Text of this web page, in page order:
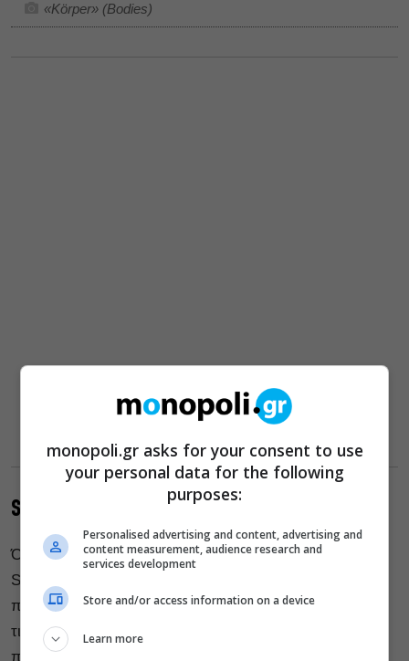
«Körper» (Bodies)
Schaubühne του Βερολίνου
Όπως κάθε μέρα έτσι και σήμερα, η Βερολινέζικη
Schaubühne ανεβάζει με ελεύθερη πρόσβαση, μια
παράστασή της, η οποία θα είναι διαθέσιμη μόνο από
τις 19:30 μέχρι τη 01:00 μετά τα μεσάνυχτα. Σήμερα,
προβάλει την παράσταση χορού «
monopoli.gr asks for your consent to use
your personal data for the following
purposes:
Personalised advertising and content, advertising and
content measurement, audience research and
services development
Store and/or access information on a device
Learn more